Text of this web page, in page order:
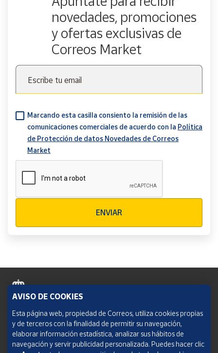
novedades, promociones
y ofertas exclusivas de
Correos Market
Escribe tu email
Marcando esta casilla consiento la remisión de las
comunicaciones comerciales de acuerdo con la Política
de Protección de datos Novedades de Correos
Market
ENVIAR
Política de cookies
Aviso legal
Condiciones del servicio
AVISO DE COOKIES
Esta página web, propiedad de Correos, utiliza cookies propias
y de terceros con la finalidad de permitir su navegación,
elaborar información estadística, analizar sus hábitos de
navegación y servir publicidad personalizada. Puedes hacer clic